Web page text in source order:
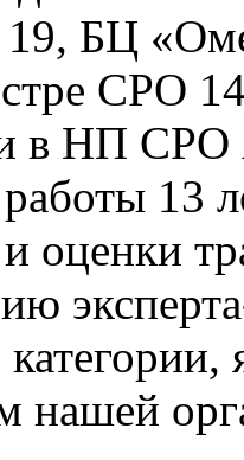
БЦ
СРО
в НП
13
и оценки
нашей